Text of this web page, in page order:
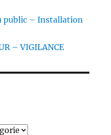
public – Installation
– VIGILANCE